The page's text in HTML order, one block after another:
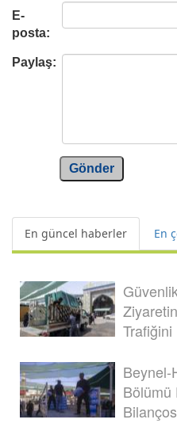
E-
posta:
Paylaş:
Gönder
En güncel haberler En
Beynel-
Bölümü